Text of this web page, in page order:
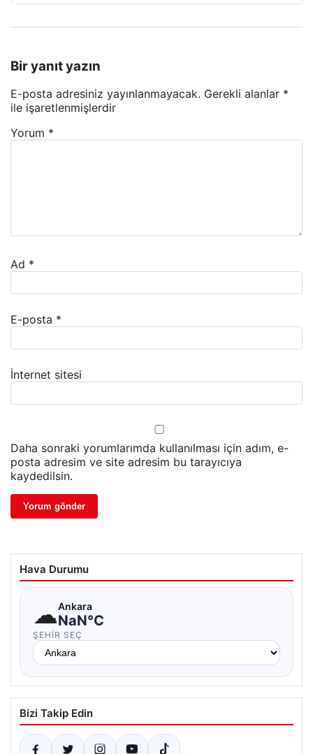
Bir yanıt yazın
E-posta adresiniz yayınlanmayacak. Gerekli alanlar *
ile işaretlenmişlerdir
Yorum *
Ad *
E-posta *
İnternet sitesi
Daha sonraki yorumlarımda kullanılması için adım, e-
posta adresim ve site adresim bu tarayıcıya
kaydedilsin.
Hava Durumu
☁Ankara
NaN°C
ŞEHIR SEÇ
Bizi Takip Edin